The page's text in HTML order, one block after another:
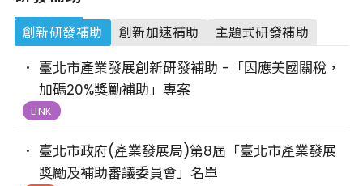
創新研發補助 創新加速補助 主題式研發補助
臺北市產業發展創新研發補助 -「因應美國關稅，
加碼20%獎勵補助」專案
LINK
臺北市政府(產業發展局)第8屆「臺北市產業發展
獎勵及補助審議委員會」名單